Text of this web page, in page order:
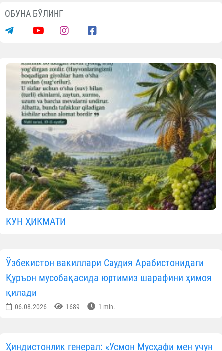
Янгиликлар
Имом Бухорий номидаги Тошкент
06.08.2026 4218 1 min.
#2025_2026_йиллик_ҳисобот
Имом Бухорий номидаги Тошкент ислом
1971 йил ташкил этилган олий диний
муассасаси ҳисобланади.
Бугунги кунда институтда:
14 та таркибий бўлимда
фаолият юритмоқда.
Институтда жами 594 нафар талаба
олмоқда. Улардан:
225 нафар бакалавр (57 нафар аёл-қиз);